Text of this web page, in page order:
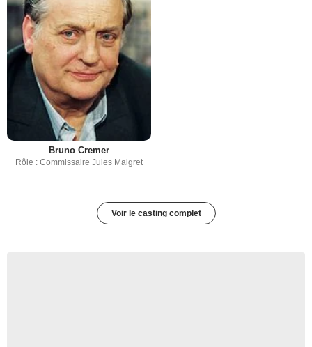
Bruno Cremer
Rôle : Commissaire Jules Maigret
Voir le casting complet